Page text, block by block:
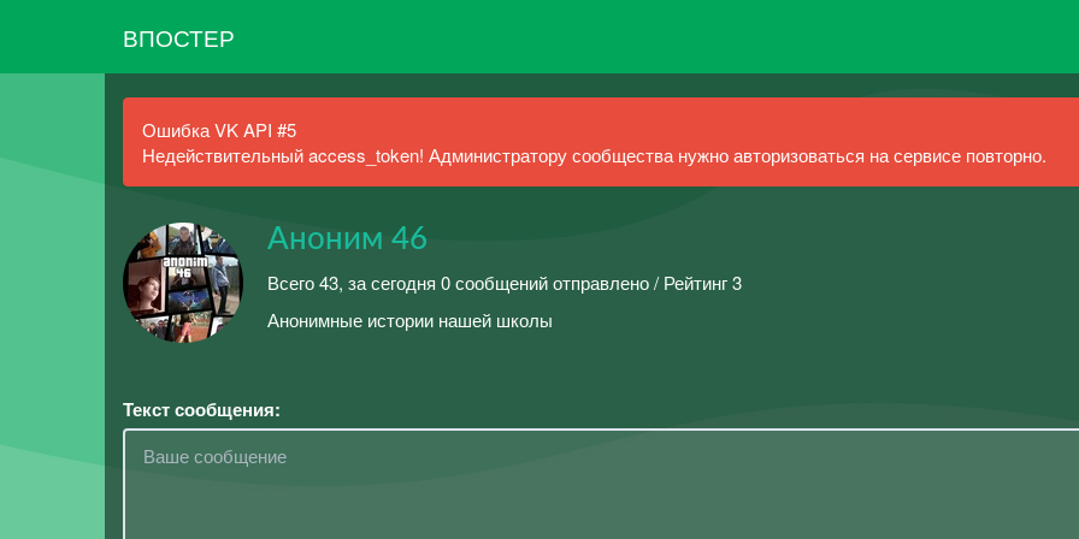
ВПОСТЕР
Ошибка VK API #5
Недействительный access_token! Администратору сообщества нужно авторизоваться на сервисе повторно.
Аноним 46
Всего 43, за сегодня 0 сообщений отправлено / Рейтинг 3
Анонимные истории нашей школы
Текст сообщения: